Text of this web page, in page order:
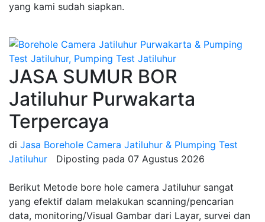
yang kami sudah siapkan.
JASA SUMUR BOR
Jatiluhur Purwakarta
Terpercaya
di Jasa Borehole Camera Jatiluhur & Plumping Test
Jatiluhur
Diposting pada 07 Agustus 2026
Berikut Metode bore hole camera Jatiluhur sangat
yang efektif dalam melakukan scanning/pencarian
data, monitoring/Visual Gambar dari Layar, survei dan